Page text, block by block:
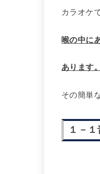
カラオケ
喉の中に
あります。
その簡単
１－